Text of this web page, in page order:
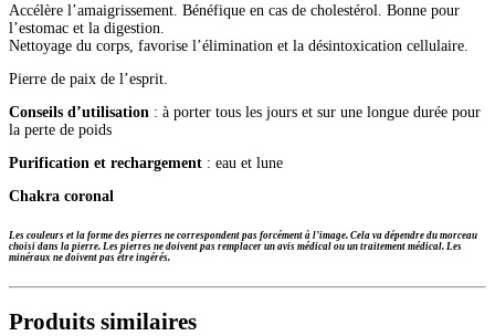
Accélère l’amaigrissement. Bénéfique en cas de cholestérol. Bonne pour
l’estomac et la digestion.
Nettoyage du corps, favorise l’élimination et la désintoxication cellulaire.
Pierre de paix de l’esprit.
Conseils d’utilisation : à porter tous les jours et sur une longue durée pour
la perte de poids
Purification et rechargement : eau et lune
Chakra coronal
Les couleurs et la forme des pierres ne correspondent pas forcément à l’image. Cela va dépendre du morceau
choisi dans la pierre. Les pierres ne doivent pas remplacer un avis médical ou un traitement médical. Les
minéraux ne doivent pas être ingérés.
Produits similaires